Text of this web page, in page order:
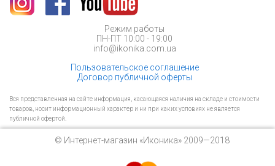
Режим работы
ПН-ПТ 10:00 - 19:00
info@ikonika.com.ua
Пользовательское соглашение
Договор публичной оферты
Вся представленная на сайте информация, касающаяся наличия на складе и стоимости
товаров, носит информационный характер и ни при каких условиях не является
публичной офертой.
© Интернет-магазин «Иконика» 2009—2018